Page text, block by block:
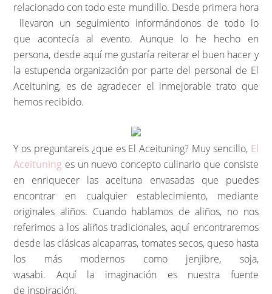
relacionado con todo este mundillo. Desde primera hora
llevaron un seguimiento informándonos de todo lo
que acontecía al evento. Aunque lo he hecho en
persona, desde aquí me gustaría reiterar el buen hacer y
la estupenda organización por parte del personal de El
Aceituning, es de agradecer el inmejorable trato que
hemos recibido.
Y os preguntareis ¿que es El Aceituning? Muy sencillo,El
Aceituning es un nuevo concepto culinario que consiste
en enriquecer las aceituna envasadas que puedes
encontrar en cualquier establecimiento, mediante
originales aliños. Cuando hablamos de aliños, no nos
referimos a los aliños tradicionales, aquí encontraremos
desde las clásicas alcaparras, tomates secos, queso hasta
los más modernos como jenjibre, soja,
wasabi. Aquí la imaginación es nuestra fuente
de inspiración.